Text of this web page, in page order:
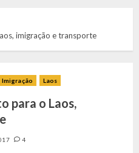
imigração e transporte
Imigração Laos
para o Laos,
4